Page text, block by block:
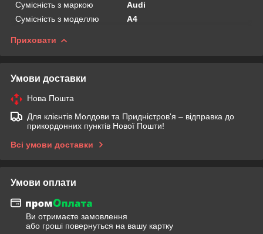
Сумісність з маркою
Audi
Сумісність з моделлю
A4
Приховати
Умови доставки
Нова Пошта
Для клієнтів Молдови та Придністров'я – відправка до
прикордонних пунктів Нової Пошти!
Всі умови доставки
Умови оплати
Ви отримаєте замовлення
або гроші повернуться на вашу картку